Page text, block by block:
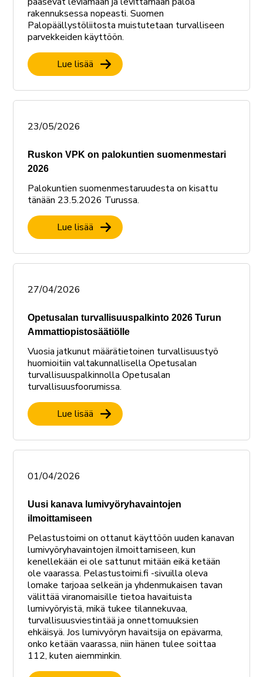
rakennuksessa nopeasti. Suomen
Palopäällystöliitosta muistutetaan turvalliseen
parvekkeiden käyttöön.
Lue lisää
23/05/2026
Ruskon VPK on palokuntien suomenmestari
2026
Palokuntien suomenmestaruudesta on kisattu
tänään 23.5.2026 Turussa.
Lue lisää
27/04/2026
Opetusalan turvallisuuspalkinto 2026 Turun
Ammattiopistosäätiölle
Vuosia jatkunut määrätietoinen turvallisuustyö
huomioitiin valtakunnallisella Opetusalan
turvallisuuspalkinnolla Opetusalan
turvallisuusfoorumissa.
Lue lisää
01/04/2026
Uusi kanava lumivyöryhavaintojen
ilmoittamiseen
Pelastustoimi on ottanut käyttöön uuden kanavan
lumivyöryhavaintojen ilmoittamiseen, kun
kenellekään ei ole sattunut mitään eikä ketään
ole vaarassa. Pelastustoimi.fi -sivuilla oleva
lomake tarjoaa selkeän ja yhdenmukaisen tavan
välittää viranomaisille tietoa havaituista
lumivyöryistä, mikä tukee tilannekuvaa,
turvallisuusviestintää ja onnettomuuksien
ehkäisyä. Jos lumivyöryn havaitsija on epävarma,
onko ketään vaarassa, niin hänen tulee soittaa
112, kuten aiemminkin.